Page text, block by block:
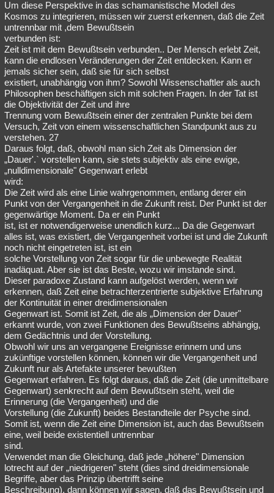
Um diese Perspektive in das schamanistische Modell des
Kosmos zu integrieren, müssen wir zuerst erkennen, daß die Zeit
untrennbar mit ,dem Bewußtsein
verbunden ist:
Zeit ist mit dem Bewußtsein verbunden.. Der Mensch erlebt Zeit,
kann die endlosen Veränderungen der Zeit entdecken. Kann er
jemals sicher sein, daß sie für sich selbst
existiert, unabhängig von ihm? Sowohl Wissenschaftler als auch
Philosophen beschäftigen sich mit solchen Fragen. In der Tat ist
die Objektivität der Zeit und ihre
Trennung vom Bewußtsein einer der zentralen Punkte bei dem
Versuch, Zeit von einem wissenschaftlichen Standpunkt aus zu
verstehen. 27
Daraus folgt, daß, obwohl man sich Zeit als Dimension der
„Dauer'.` vorstellen kann, sie stets subjektiv als eine ewige,
„nulldimensionale" Gegenwart erlebt
wird:
Die Zeit wird als eine Linie wahrgenommen, entlang derer ein
Punkt von der Vergangenheit in die Zukunft reist. Der Punkt ist der
gegenwärtige Moment. Da er ein Punkt
ist, ist er notwendigerweise unendlich kurz... Da die Gegenwart
alles ist, was existiert, die Vergangenheit vorbei ist und die Zukunft
noch nicht eingetreten ist, ist ein
solche Vorstellung von Zeit sogar für die unbewegte Realität
inadäquat. Aber sie ist das Beste, wozu wir imstande sind.
Dieser paradoxe Zustand kann aufgelöst werden, wenn wir
erkennen, daß Zeit eine betrachterzentrierte subjektive Erfahrung
der Kontinuität in einer dreidimensionalen
Gegenwart ist. Somit ist Zeit, die als „Dimension der Dauer"
erkannt wurde, von zwei Funktionen des Bewußtseins abhängig,
dem Gedächtnis und der Vorstellung.
Obwohl wir uns an vergangene Ereignisse erinnern und uns
zukünftige vorstellen können, können wir die Vergangenheit und
Zukunft nur als Artefakte unserer bewußten
Gegenwart erfahren. Es folgt daraus, daß die Zeit (die unmittelbare
Gegenwart) senkrecht auf dem Bewußtsein steht, weil die
Erinnerung (die Vergangenheit) und die
Vorstellung (die Zukunft) beides Bestandteile der Psyche sind.
Somit ist, wenn die Zeit eine Dimension ist, auch das Bewußtsein
eine, weil beide existentiell untrennbar
sind.
Verwendet man die Gleichung, daß jede „höhere" Dimension
lotrecht auf der „niedrigeren" steht (dies sind dreidimensionale
Begriffe, aber das Prinzip übertrifft seine
Beschreibung), dann können wir sagen, daß das Bewußtsein und